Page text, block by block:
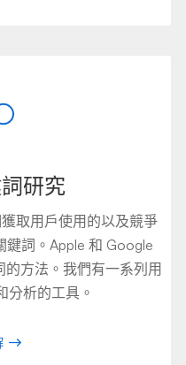
研究
取用戶使用的以及競爭
鍵詞。Apple 和 Google
的方法。我們有一系列用
分析的工具。